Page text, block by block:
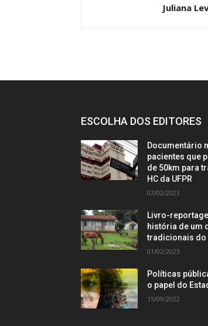
Juliana
ESCOLHA DOS EDITORES
Documentário
pacientes que
de 50km para
HC da UFPR
02/02/2023
Livro-
história de um
tradicionais do
01/02/2023
Políticas
o papel do
15/09/2022